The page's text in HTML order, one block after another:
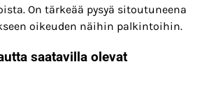
On tärkeää pysyä sitoutuneena
oikeuden näihin palkintoihin.
saatavilla olevat